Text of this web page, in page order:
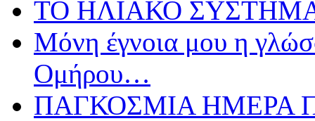
ΤΟ ΗΛΙΑΚΟ
Μόνη έγνοια μου η
Ομήρου…
ΠΑΓΚΟΣΜΙΑ ΗΜΕΡΑ